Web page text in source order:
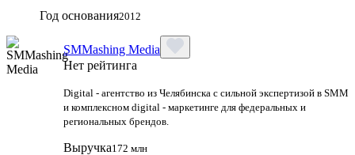
Год основания2012
SMMashing Media
Нет рейтинга
Digital - агентство из Челябинска с сильной экспертизой в SMM
и комплексном digital - маркетинге для федеральных и
региональных брендов.
Выручка172 млн